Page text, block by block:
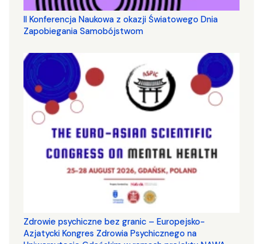
II Konferencja Naukowa z okazji Światowego Dnia
Zapobiegania Samobójstwom
Zdrowie psychiczne bez granic – Europejsko-
Azjatycki Kongres Zdrowia Psychicznego na